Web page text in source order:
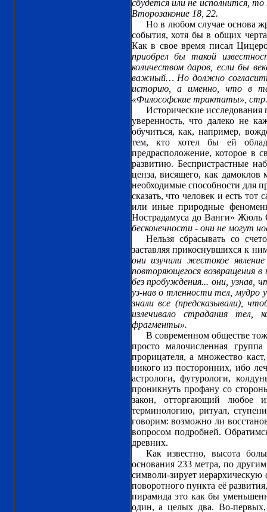
сбудется или не исполнится, то
Второзаконие 18, 22.
Но в любом случае основа
события, хотя бы в общих
Как в свое время писал
приобрел бы такой
количеством даров, если бы
важный… Но должно
историю, а именно, что в
«Философские трактаты»,
Исторические исследования
уверенность, что далеко не
обучиться, как, например,
тем, кто хотел бы ей
предрасположение, которое в
развитию. Беспристрастные
ценза, висящего, как
необходимые способности для
сказать, что человек и есть тот
или иные природные
Нострадамуса до Ванги» Жюль
бесконечности - они не могут
Нельзя сбрасывать со
заставляя прикоснувшихся к
они изучили жестокое
повторяющегося возвращения
без пробуждения... они, узнав,
уз-нав о тленности тел, мудро
знали все (предсказывали),
излечивало страдания тел,
фрагменты».
В современном обществе
просто малочисленная
прорицателя, а множество
никого из посторонних, ибо
астрологи, футурологи,
проникнуть профану со
закон, отторгающий любое
терминологию, ритуал,
говорим: возможно ли
вопросом подробней.
древних.
Как известно, высота
основания 233 метра, по
символи-зирует
поворотного пункта её
пирамида это как бы
один, а целых два. Во-первых,